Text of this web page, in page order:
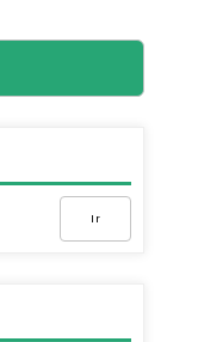
Ir